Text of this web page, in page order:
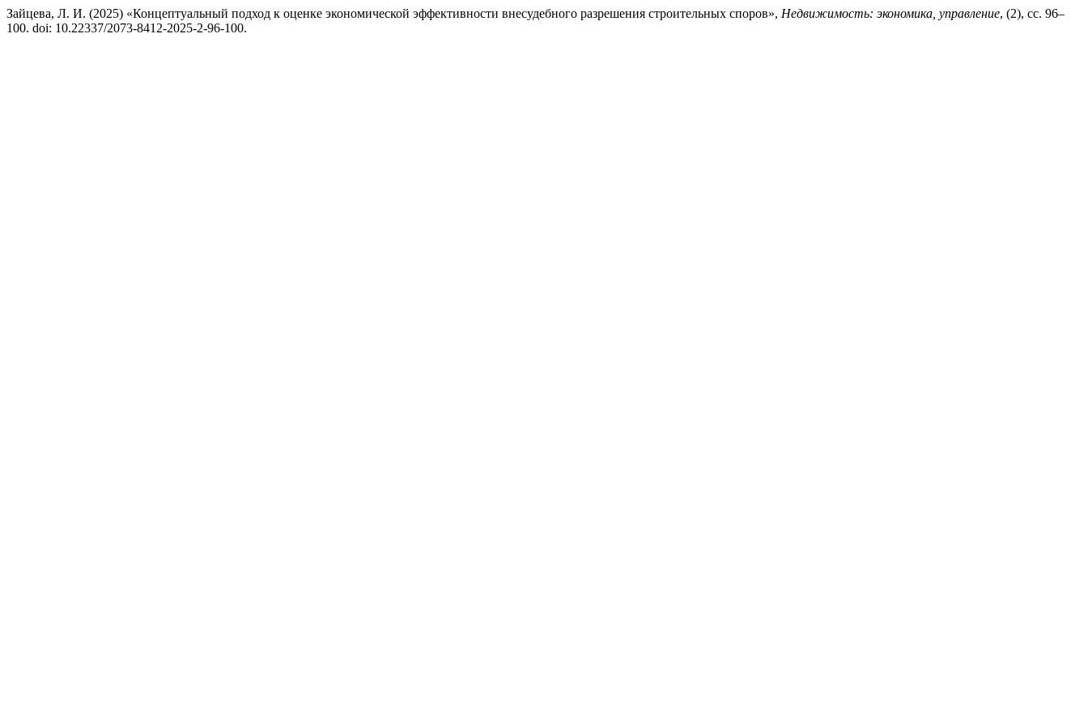
Зайцева, Л. И. (2025) «Концептуальный подход к оценке экономической эффективности внесудебного разрешения строительных споров», Недвижимость: экономика, управление, (2), сс. 96–
100. doi: 10.22337/2073-8412-2025-2-96-100.